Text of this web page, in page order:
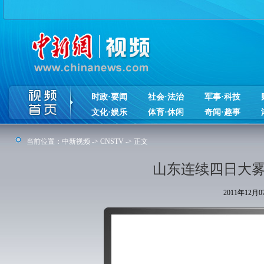
时政·要闻 社会·法治 军事·科技
文化·娱乐
体育·休闲 奇闻·趣事
当前位置： 中新视频 -> CNSTV -> 正文
山东连续四日大
2011年12月